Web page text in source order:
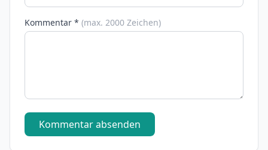
Kommentar * (max. 2000 Zeichen)
Kommentar absenden